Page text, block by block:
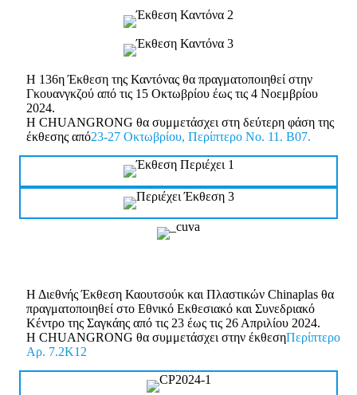
Η 136η Έκθεση της Καντόνας θα πραγματοποιηθεί στην
Γκουανγκζού από τις 15 Οκτωβρίου έως τις 4 Νοεμβρίου
2024.
Η CHUANGRONG θα συμμετάσχει στη δεύτερη φάση της
έκθεσης από23-27 Οκτωβρίου, Περίπτερο Νο. 11. B07.
Η Διεθνής Έκθεση Καουτσούκ και Πλαστικών Chinaplas θα
πραγματοποιηθεί στο Εθνικό Εκθεσιακό και Συνεδριακό
Κέντρο της Σαγκάης από τις 23 έως τις 26 Απριλίου 2024.
Η CHUANGRONG θα συμμετάσχει στην έκθεσηΠερίπτερο
Αρ. 7.2K12